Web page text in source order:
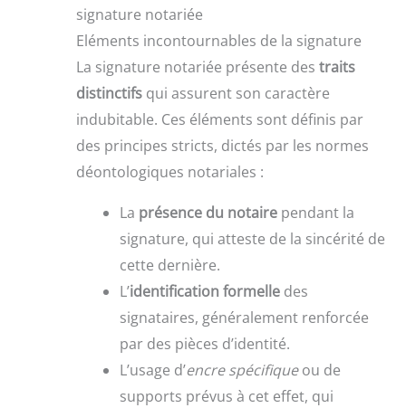
signature notariée
Eléments incontournables de la signature
La signature notariée présente des traits
distinctifs qui assurent son caractère
indubitable. Ces éléments sont définis par
des principes stricts, dictés par les normes
déontologiques notariales :
La présence du notaire pendant la
signature, qui atteste de la sincérité de
cette dernière.
L’identification formelle des
signataires, généralement renforcée
par des pièces d’identité.
L’usage d’encre spécifiqueou de
supports prévus à cet effet, qui